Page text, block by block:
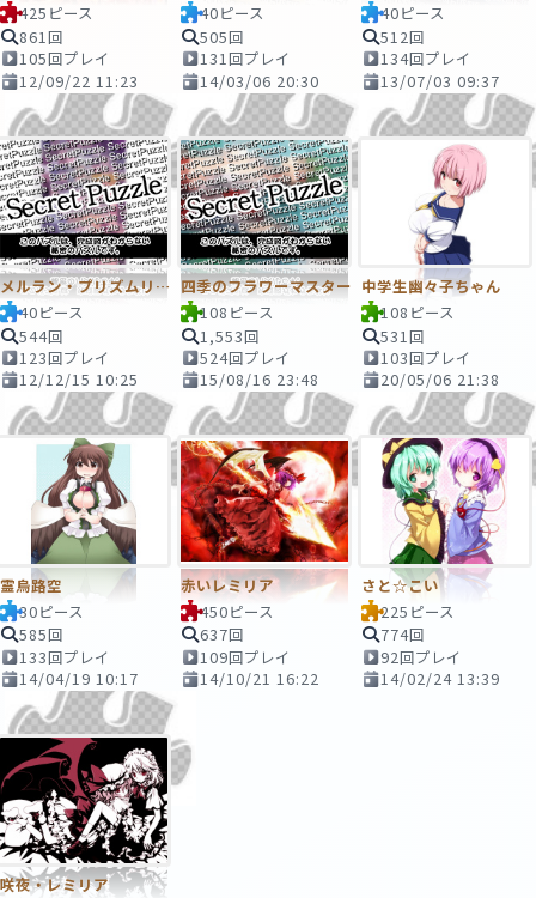
425ピース
861回
105回プレイ
12/09/22 11:23
40ピース
505回
131回プレイ
14/03/06 20:30
40ピース
512回
134回プレイ
13/07/03 09:37
メルラン・プリズムリバー
40ピース
544回
123回プレイ
12/12/15 10:25
四季のフラワーマスター
108ピース
1,553回
524回プレイ
15/08/16 23:48
中学生幽々子ちゃん
108ピース
531回
103回プレイ
20/05/06 21:38
霊烏路空
30ピース
585回
133回プレイ
14/04/19 10:17
赤いレミリア
450ピース
637回
109回プレイ
14/10/21 16:22
さと☆こい
225ピース
774回
92回プレイ
14/02/24 13:39
咲夜・レミリア